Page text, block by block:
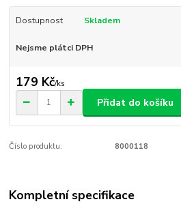
Dostupnost Skladem
Nejsme plátci DPH
179 Kč/ks
Přidat do košíku
Číslo produktu: 8000118
Kompletní specifikace